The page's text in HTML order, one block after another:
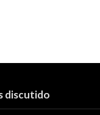
discutido